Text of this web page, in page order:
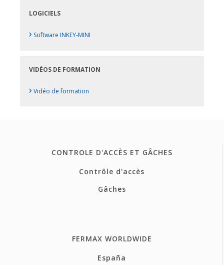
LOGICIELS
› Software INKEY-MINI
VIDÉOS DE FORMATION
› Vidéo de formation
CONTROLE D'ACCÈS ET GÂCHES
Contrôle d'accès
Gâches
FERMAX WORLDWIDE
España